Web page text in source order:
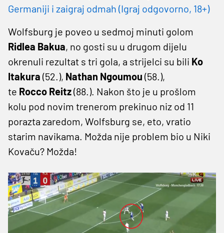
Germaniji i zaigraj odmah (Igraj odgovorno, 18+)
Wolfsburg je poveo u sedmoj minuti golom
Ridlea Bakua, no gosti su u drugom dijelu
okrenuli rezultat s tri gola, a strijelci su bili Ko
Itakura (52.), Nathan Ngoumou (58.),
te Rocco Reitz(88.). Nakon što je u prošlom
kolu pod novim trenerom prekinuo niz od 11
porazta zaredom, Wolfsburg se, eto, vratio
starim navikama. Možda nije problem bio u Niki
Kovaču? Možda!